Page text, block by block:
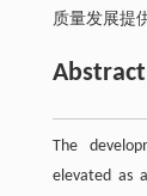
质量发展提
Abstract
The
elevated as